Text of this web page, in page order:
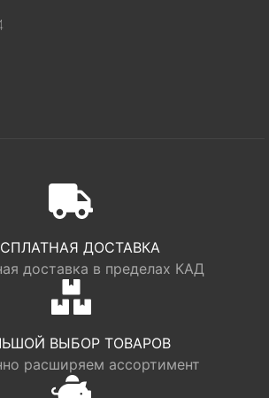
ДОСТАВКА
доставка в пределах КАД
ВЫБОР ТОВАРОВ
расширяем ассортимент